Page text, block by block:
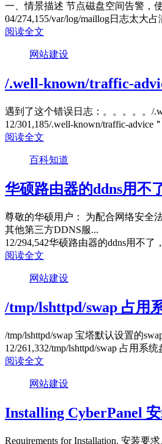
一、情景描述 节点磁盘空间告警，
04/274,155/var/log/maillog日志太大
阅读全文
网站建设
/.well-known/traffic-
遇到了这个错误日志：。。。。。/
12/301,185/.well-known/traffic-advice
阅读全文
百科知道
华硕路由器的ddns用不
尊敬的华硕用户： 为配合网络安全
其他第三方DDNS服...
12/294,542华硕路由器的ddns用不了
阅读全文
网站建设
/tmp/lshttpd/swap 占用
/tmp/lshttpd/swap 宝塔默认设置的
12/261,332/tmp/lshttpd/swap 占用系
阅读全文
网站建设
Installing CyberPanel
Requirements for Installation. 安装要